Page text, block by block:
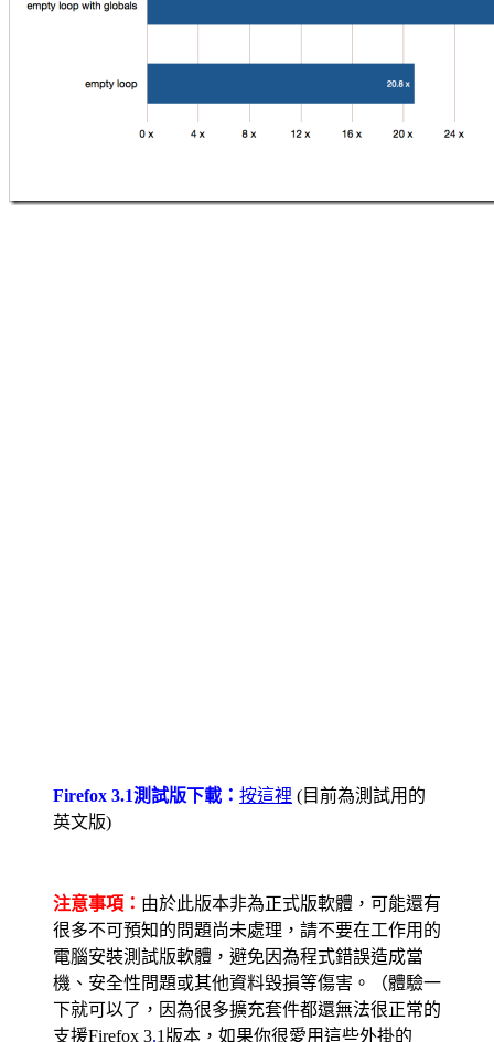
Firefox 3.1測試版下載： 按這裡 (目前為測試用的
英文版)
注意事項： 由於此版本非為正式版軟體，可能還有
很多不可預知的問題尚未處理，請不要在工作用的
電腦安裝測試版軟體，避免因為程式錯誤造成當
機、安全性問題或其他資料毀損等傷害。（體驗一
下就可以了，因為很多擴充套件都還無法很正常的
支援Firefox 3.1版本，如果你很愛用這些外掛的